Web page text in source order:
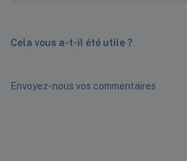
Cela vous a-t-il été utile ?
Envoyez-nous vos commentaires